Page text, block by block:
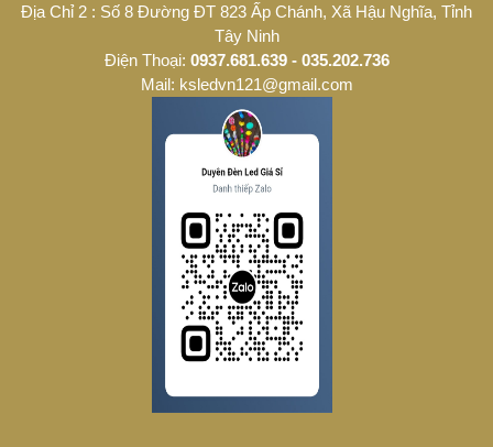
Địa Chỉ 2 : Số 8 Đường ĐT 823 Ấp Chánh, Xã Hậu Nghĩa, Tỉnh
Tây Ninh
Điện Thoại: 0937.681.639 - 035.202.736
Mail: ksledvn121@gmail.com